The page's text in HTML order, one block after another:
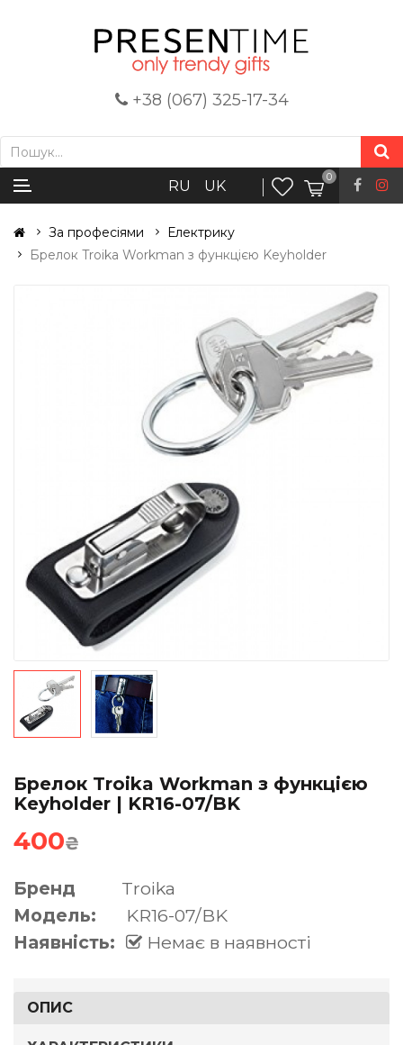
+38 (067) 325-17-34
RU UK
0
За професіями
Електрику
Брелок Troika Workman з функцією Keyholder
Брелок Troika Workman з функцією
Keyholder | KR16-07/BK
400₴
Бренд
Troika
Модель:
KR16-07/BK
Наявність:
Немає в наявності
ОПИС